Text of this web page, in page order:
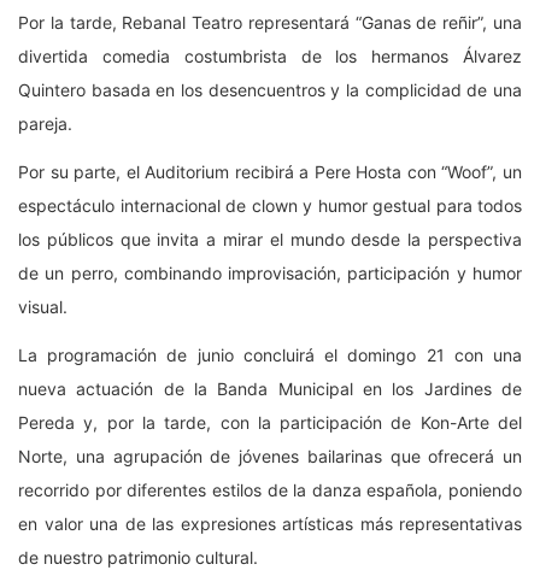
Por la tarde, Rebanal Teatro representará “Ganas de reñir”, una
divertida comedia costumbrista de los hermanos Álvarez
Quintero basada en los desencuentros y la complicidad de una
pareja.
Por su parte, el Auditorium recibirá a Pere Hosta con “Woof”, un
espectáculo internacional de clown y humor gestual para todos
los públicos que invita a mirar el mundo desde la perspectiva
de un perro, combinando improvisación, participación y humor
visual.
La programación de junio concluirá el domingo 21 con una
nueva actuación de la Banda Municipal en los Jardines de
Pereda y, por la tarde, con la participación de Kon-Arte del
Norte, una agrupación de jóvenes bailarinas que ofrecerá un
recorrido por diferentes estilos de la danza española, poniendo
en valor una de las expresiones artísticas más representativas
de nuestro patrimonio cultural.